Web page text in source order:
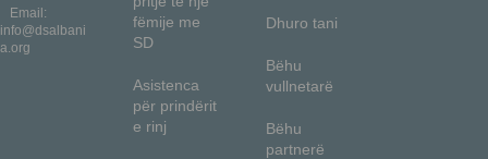
Email:
info@dsalbani
a.org
fëmije me
SD
Asistenca
për prindërit
e rinj
Dhuro tani
Bëhu
vullnetarë
Bëhu
partnerë